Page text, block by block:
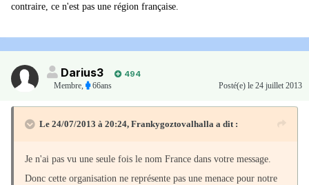
contraire, ce n'est pas une région française.
Darius3
494
Membre, 66ans Posté(e) le 24 juillet 2013
Le 24/07/2013 à 20:24, Frankygoztovalhalla a dit :
Je n'ai pas vu une seule fois le nom France dans votre message.
Donc cette organisation ne représente pas une menace pour notre